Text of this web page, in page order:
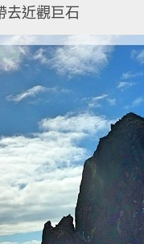
去近觀巨石